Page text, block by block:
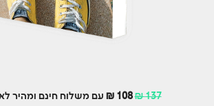
137 ₪
108 ₪ עם משלוח חינם ומהיר